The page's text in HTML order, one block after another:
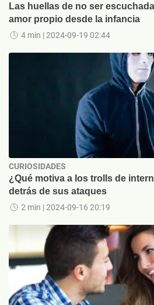
Las huellas de no ser
amor propio desde la infancia
4 min | 2024-09-19 02:44
CURIOSIDADES
¿Qué motiva a los trolls de
detrás de sus ataques
2 min | 2024-09-16 20:19